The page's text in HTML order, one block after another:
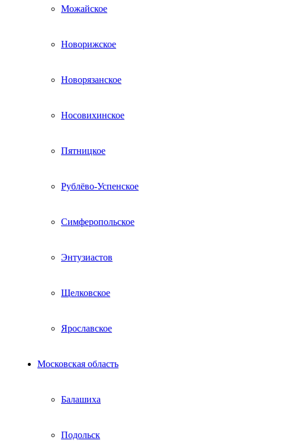
Можайское
Новорижское
Новорязанское
Носовихинское
Пятницкое
Рублёво-Успенское
Симферопольское
Энтузиастов
Щелковское
Ярославское
Московская область
Балашиха
Подольск